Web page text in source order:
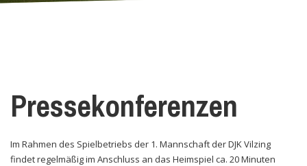
Pressekonferenzen
Im Rahmen des Spielbetriebs der 1. Mannschaft der DJK Vilzing
findet regelmäßig im Anschluss an das Heimspiel ca. 20 Minuten